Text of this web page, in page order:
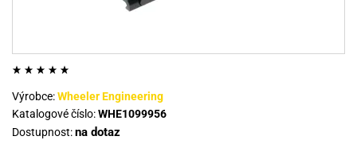
Výrobce:Wheeler Engineering
Katalogové číslo:WHE1099956
Dostupnost:na dotaz